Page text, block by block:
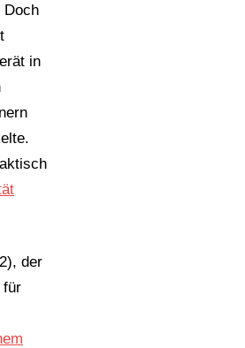
Doch
in
der
für